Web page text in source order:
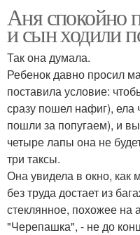
Аня спокойно
и сын ходили
Так она думала.
Ребенок давно просил
поставила условие:
сразу пошел нафиг), ела
пошли за попугаем), и
четыре лапы она не
три таксы.
Она увидела в окно, как
без труда достает из
стеклянное, похожее на
"Черепашка", - не до